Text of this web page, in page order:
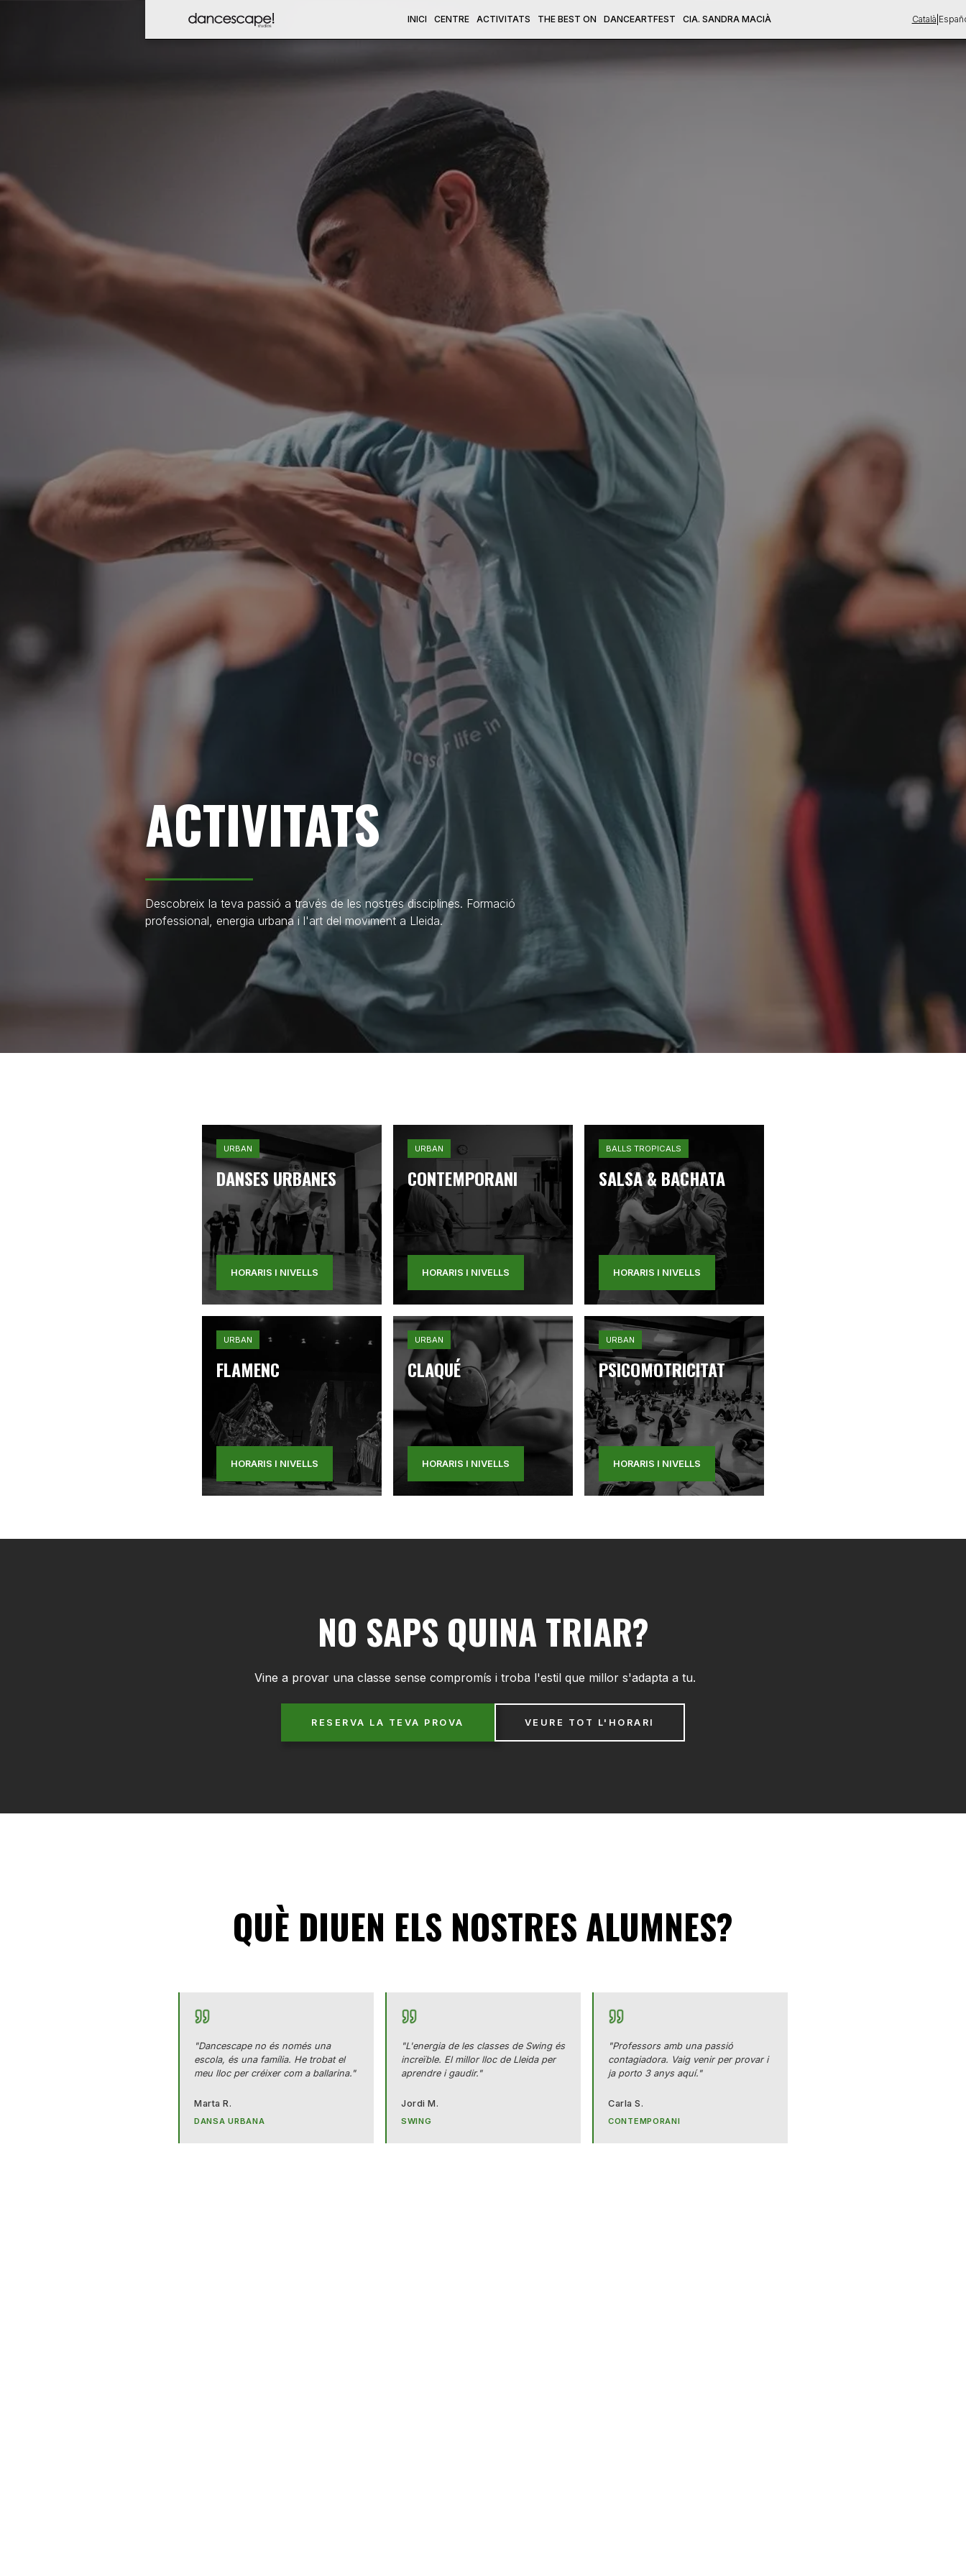
INICI CENTRE ACTIVITATS THE BEST ON DANCEARTFEST CIA. SANDRA MACIÀ Català|
ACTIVITATS
Descobreix la teva passió a través de les nostres disciplines. Formació
professional, energia urbana i l'art del moviment a Lleida.
URBAN
DANSES URBANES
HORARIS I NIVELLS
URBAN
CONTEMPORANI
HORARIS I NIVELLS
BALLS TROPICALS
SALSA & BACHATA
HORARIS I NIVELLS
URBAN
FLAMENC
HORARIS I NIVELLS
URBAN
CLAQUÉ
HORARIS I NIVELLS
URBAN
PSICOMOTRICITAT
HORARIS I NIVELLS
NO SAPS QUINA TRIAR?
Vine a provar una classe sense compromís i troba l'estil que millor s'adapta a tu.
RESERVA LA TEVA PROVA VEURE TOT L'HORARI
QUÈ DIUEN ELS NOSTRES ALUMNES?
"Dancescape no és només una
escola, és una família. He trobat el
meu lloc per créixer com a ballarina."
Marta R.
DANSA URBANA
"L'energia de les classes de Swing és
increïble. El millor lloc de Lleida per
aprendre i gaudir."
Jordi M.
SWING
"Professors amb una passió
contagiadora. Vaig venir per provar i
ja porto 3 anys aquí."
Carla S.
CONTEMPORANI